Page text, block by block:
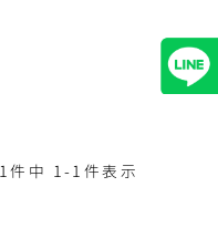
1件中 1 - 1 件表示